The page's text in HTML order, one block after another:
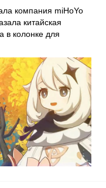
компания miHoYo
китайская
в колонке для